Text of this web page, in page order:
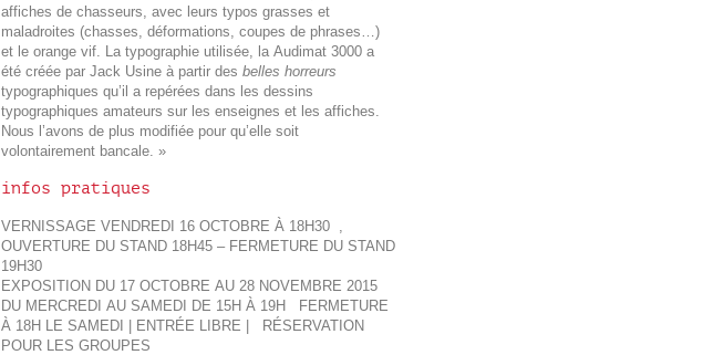
affiches de chasseurs, avec leurs typos grasses et
maladroites (chasses, déformations, coupes de phrases…)
et le orange vif. La typographie utilisée, la Audimat 3000 a
été créée par Jack Usine à partir des belles horreurs
typographiques qu’il a repérées dans les dessins
typographiques amateurs sur les enseignes et les affiches.
Nous l’avons de plus modifiée pour qu’elle soit
volontairement bancale. »
infos pratiques
VERNISSAGE VENDREDI 16 OCTOBRE À 18H30 ,
OUVERTURE DU STAND 18H45 – FERMETURE DU STAND
19H30
EXPOSITION DU 17 OCTOBRE AU 28 NOVEMBRE 2015
DU MERCREDI AU SAMEDI DE 15H À 19H FERMETURE
À 18H LE SAMEDI | ENTRÉE LIBRE | RÉSERVATION
POUR LES GROUPES